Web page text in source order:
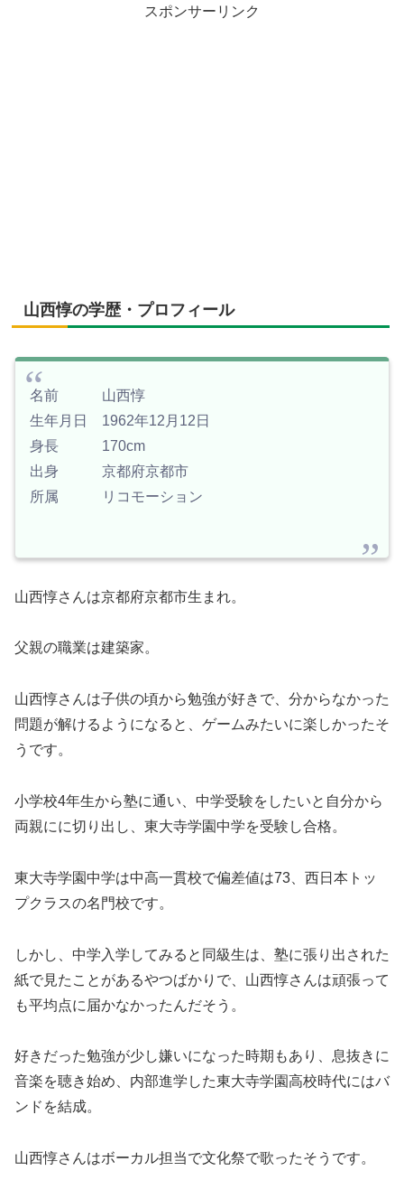
スポンサーリンク
山西惇の学歴・プロフィール
名前 山西惇
生年月日 1962年12月12日
身長 170cm
出身 京都府京都市
所属 リコモーション
山西惇さんは京都府京都市生まれ。
父親の職業は建築家。
山西惇さんは子供の頃から勉強が好きで、分からなかった
問題が解けるようになると、ゲームみたいに楽しかったそ
うです。
小学校4年生から塾に通い、中学受験をしたいと自分から
両親にに切り出し、東大寺学園中学を受験し合格。
東大寺学園中学は中高一貫校で偏差値は73、西日本トッ
プクラスの名門校です。
しかし、中学入学してみると同級生は、塾に張り出された
紙で見たことがあるやつばかりで、山西惇さんは頑張って
も平均点に届かなかったんだそう。
好きだった勉強が少し嫌いになった時期もあり、息抜きに
音楽を聴き始め、内部進学した東大寺学園高校時代にはバ
ンドを結成。
山西惇さんはボーカル担当で文化祭で歌ったそうです。